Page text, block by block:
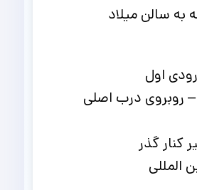
به سالن میلاد
اول
روبروی درب اصلی
کنار گذر
المللی